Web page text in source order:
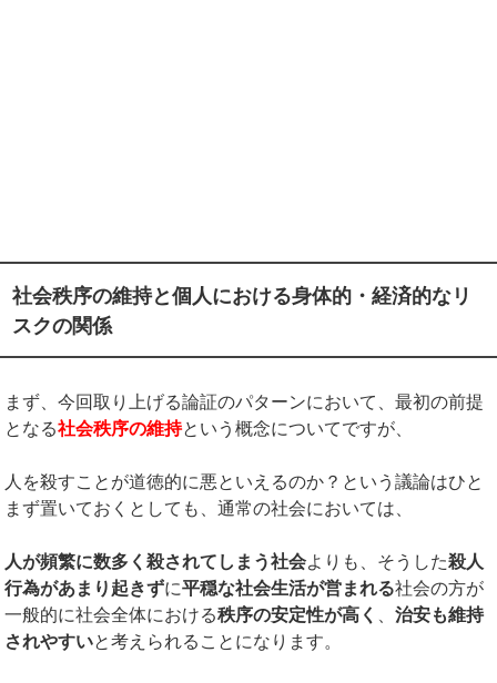
社会秩序の維持と個人における身体的・経済的なリ
スクの関係
まず、今回取り上げる論証のパターンにおいて、最初の前提
となる社会秩序の維持という概念についてですが、
人を殺すことが道徳的に悪といえるのか？という議論はひと
まず置いておくとしても、通常の社会においては、
人が頻繁に数多く殺されてしまう社会よりも、そうした殺人
行為があまり起きずに平穏な社会生活が営まれる社会の方が
一般的に社会全体における秩序の安定性が高く 、治安も維持
されやすいと考えられることになります。